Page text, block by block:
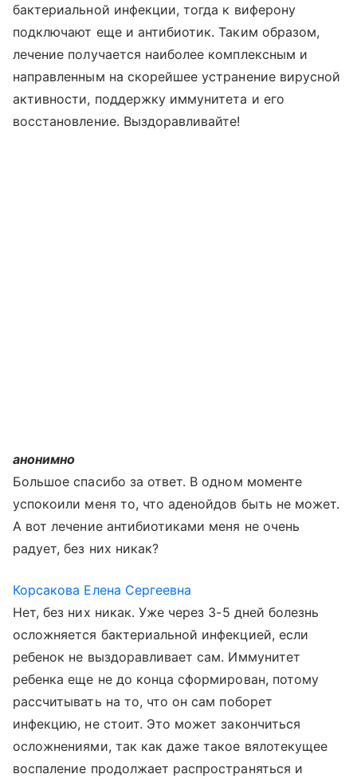
бактериальной инфекции, тогда к виферону
подключают еще и антибиотик. Таким образом,
лечение получается наиболее комплексным и
направленным на скорейшее устранение вирусной
активности, поддержку иммунитета и его
восстановление. Выздоравливайте!
анонимно
Большое спасибо за ответ. В одном моменте
успокоили меня то, что аденойдов быть не может.
А вот лечение антибиотиками меня не очень
радует, без них никак?
Корсакова Елена Сергеевна
Нет, без них никак. Уже через 3-5 дней болезнь
осложняется бактериальной инфекцией, если
ребенок не выздоравливает сам. Иммунитет
ребенка еще не до конца сформирован, потому
рассчитывать на то, что он сам поборет
инфекцию, не стоит. Это может закончиться
осложнениями, так как даже такое вялотекущее
воспаление продолжает распространяться и